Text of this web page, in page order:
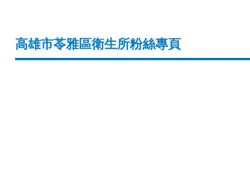
高雄市苓雅區衛生所粉絲專頁